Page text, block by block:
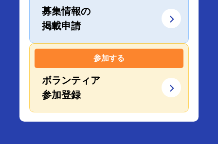
募集情報の
掲載申請
参加する
ボランティア
参加登録